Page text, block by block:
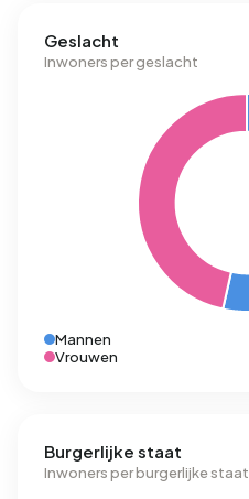
Geslacht
Inwoners per geslacht
Mannen
Vrouwen
Burgerlijke staat
Inwoners per burgerlijke staat